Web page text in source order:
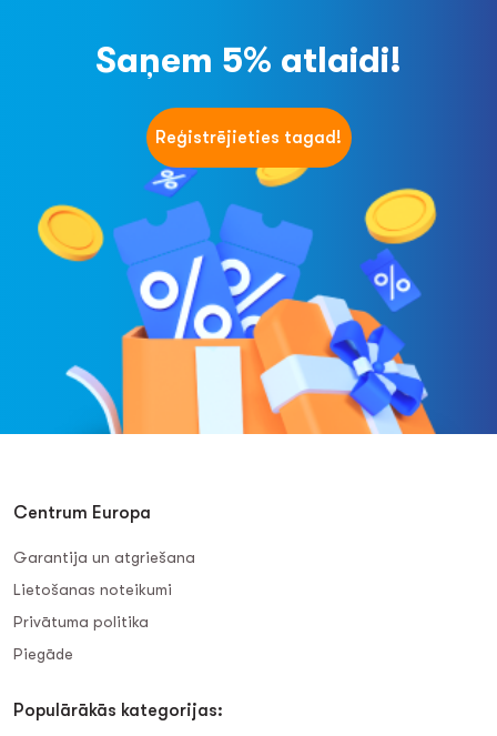
Saņem 5% atlaidi!
Reģistrējieties tagad!
Centrum Europa
Garantija un atgriešana
Lietošanas noteikumi
Privātuma politika
Piegāde
Populārākās kategorijas: